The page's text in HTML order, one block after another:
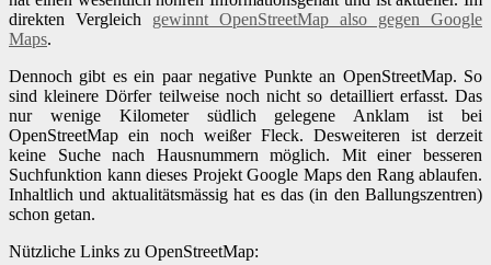
direkten Vergleich gewinnt OpenStreetMap also gegen Google
Maps.
Dennoch gibt es ein paar negative Punkte an OpenStreetMap. So
sind kleinere Dörfer teilweise noch nicht so detailliert erfasst. Das
nur wenige Kilometer südlich gelegene Anklam ist bei
OpenStreetMap ein noch weißer Fleck. Desweiteren ist derzeit
keine Suche nach Hausnummern möglich. Mit einer besseren
Suchfunktion kann dieses Projekt Google Maps den Rang ablaufen.
Inhaltlich und aktualitätsmässig hat es das (in den Ballungszentren)
schon getan.
Nützliche Links zu OpenStreetMap: